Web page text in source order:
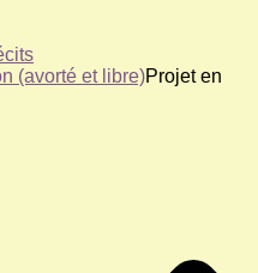
(avorté et libre)Projet en